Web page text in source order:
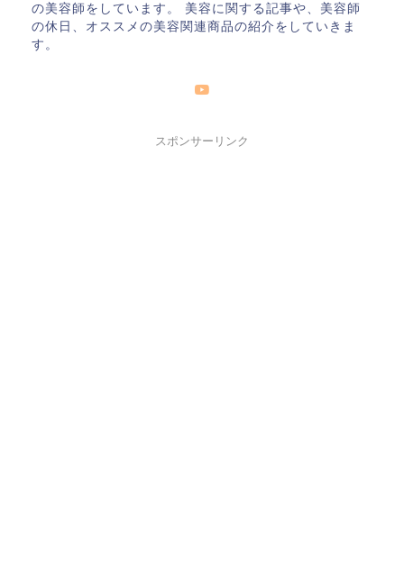
の美容師をしています。 美容に関する記事や、美容師
の休日、オススメの美容関連商品の紹介をしていきま
す。
スポンサーリンク